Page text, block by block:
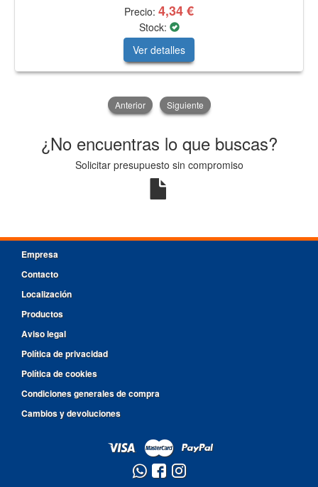
Precio: 4,34 €
Stock:
Ver detalles
Anterior Siguiente
¿No encuentras lo que buscas?
Solicitar presupuesto sin compromiso
Empresa
Contacto
Localización
Productos
Aviso legal
Política de privacidad
Política de cookies
Condiciones generales de compra
Cambios y devoluciones